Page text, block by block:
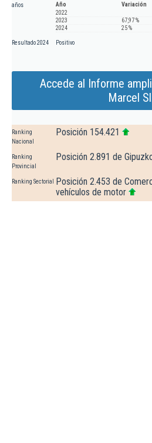
años
Año
Variación
2022
2023
67,97 %
2024
25 %
Resultado 2024 Positivo
Accede al Informe
Marcel
Ranking
Nacional
Posición 154.421
Ranking
Provincial
Posición 2.891 de
Ranking Sectorial
Posición 2.453 de
vehículos de motor